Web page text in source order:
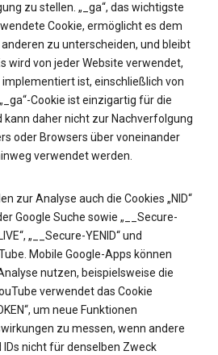
zu stellen. „_ga“, das wichtigste
Cookie, ermöglicht es dem
zu unterscheiden, und bleibt
wird von jeder Website verwendet,
ist, einschließlich von
Cookie ist einzigartig für die
daher nicht zur Nachverfolgung
oder Browsers über voneinander
verwendet werden.
zur Analyse auch die Cookies „NID“
Google Suche sowie „__Secure-
„__Secure-YENID“ und
Mobile Google-Apps können
nutzen, beispielsweise die
verwendet das Cookie
um neue Funktionen
zu messen, wenn andere
nicht für denselben Zweck